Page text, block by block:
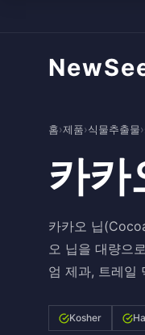
홈›제품›식물추출물›
카카
카카오 닙
오 닙을 대량으
엄 제과, 트레일
Kosher